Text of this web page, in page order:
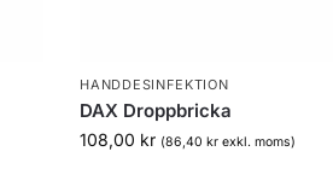
HANDDESINFEKTION
DAX Droppbricka
108,00 kr (86,40kr exkl. moms)